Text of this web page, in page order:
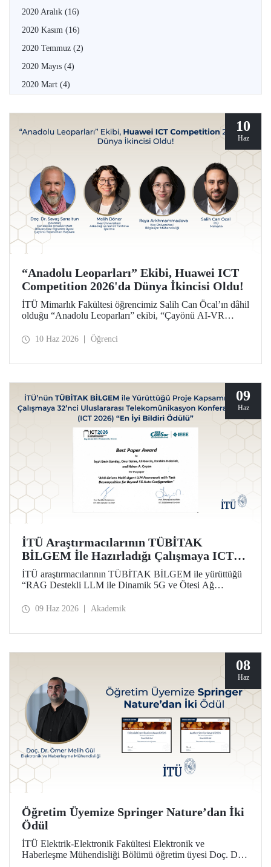
2020 Aralık (16)
2020 Kasım (16)
2020 Temmuz (2)
2020 Mayıs (4)
2020 Mart (4)
10
Haz
“Anadolu Leoparları” Ekibi, Huawei ICT
Competition 2026'da Dünya İkincisi Oldu!
İTÜ Mimarlık Fakültesi öğrencimiz Salih Can Öcal’ın dâhil
olduğu “Anadolu Leoparları” ekibi, “Çayönü AI-VR
2026’da inovasyon kategorisinde dünya ikincisi oldu.
10 Haz 2026 Öğrenci
09
Haz
İTÜ Araştırmacılarının TÜBİTAK
BİLGEM İle Hazırladığı Çalışmaya ICT
2026’da En İyi Bildiri Ödülü
İTÜ araştırmacılarının TÜBİTAK BİLGEM ile yürüttüğü
“RAG Destekli LLM ile Dinamik 5G ve Ötesi Ağ
Uluslararası Telekomünikasyon Konferansı (ICT 2026)
09 Haz 2026 Akademik
08
Haz
Öğretim Üyemize Springer Nature’dan İki
Ödül
İTÜ Elektrik-Elektronik Fakültesi Elektronik ve
Haberleşme Mühendisliği Bölümü öğretim üyesi Doç. Dr.